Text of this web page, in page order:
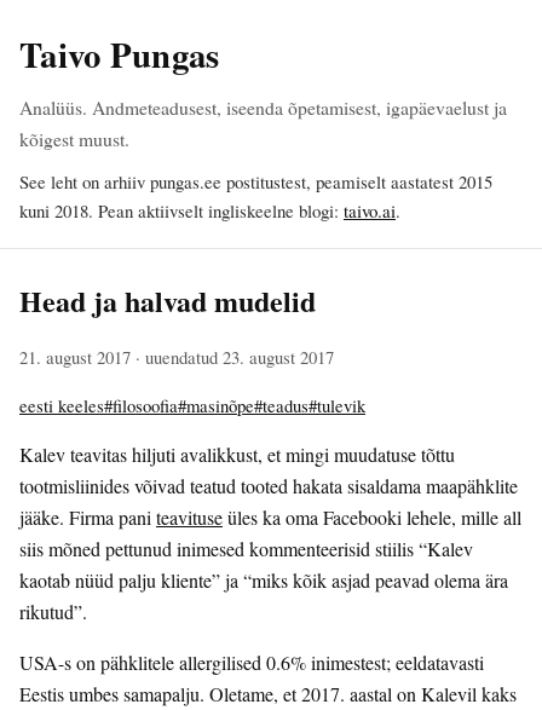
Taivo Pungas
Analüüs. Andmeteadusest, iseenda õpetamisest, igapäevaelust ja
kõigest muust.
See leht on arhiiv pungas.ee postitustest, peamiselt aastatest 2015
kuni 2018. Pean aktiivselt ingliskeelne blogi: taivo.ai.
Head ja halvad mudelid
21. august 2017 · uuendatud 23. august 2017
eesti keeles#filosoofia#masinõpe#teadus#tulevik
Kalev teavitas hiljuti avalikkust, et mingi muudatuse tõttu
tootmisliinides võivad teatud tooted hakata sisaldama maapähklite
jääke. Firma pani teavituseüles ka oma Facebooki lehele, mille all
siis mõned pettunud inimesed kommenteerisid stiilis “Kalev
kaotab nüüd palju kliente” ja “miks kõik asjad peavad olema ära
rikutud”.
USA-s on pähklitele allergilised 0.6% inimestest; eeldatavasti
Eestis umbes samapalju. Oletame, et 2017. aastal on Kalevil kaks